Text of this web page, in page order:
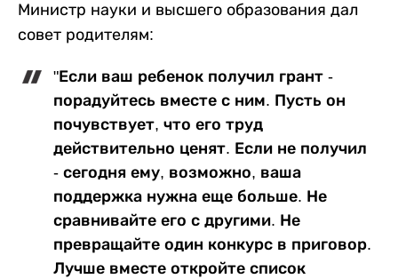
Министр науки и высшего образования дал
совет родителям:
"Если ваш ребенок получил грант -
порадуйтесь вместе с ним. Пусть он
почувствует, что его труд
действительно ценят. Если не получил
- сегодня ему, возможно, ваша
поддержка нужна еще больше. Не
сравнивайте его с другими. Не
превращайте один конкурс в приговор.
Лучше вместе откройте список